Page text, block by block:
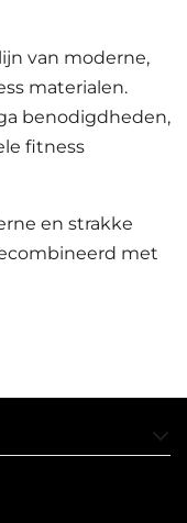
van moderne,
materialen.
benodigdheden,
fitness
en strakke
met